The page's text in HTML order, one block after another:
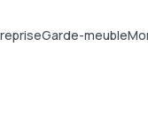
Garde-meuble